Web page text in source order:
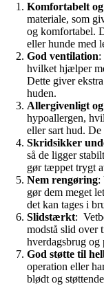
Komfortabelt
materiale, som
og komfortabel.
eller hunde med
God ventilation:
hvilket hjælper
Dette giver
huden.
Allergivenligt
hypoallergen,
eller sart hud.
Skridsikker
så de ligger
gør tæppet trygt
Nem rengøring:
gør dem meget
det kan tages i
Slidstærkt:
modstå slid over
hverdagsbrug og
God støtte til
operation eller
blødt og